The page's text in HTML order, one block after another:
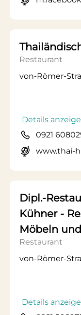
Restaurant
von-Römer-
Details
0921
www.thai-
Dipl.-
Kühner -
Möbeln
Restaurant
von-Römer-
Details